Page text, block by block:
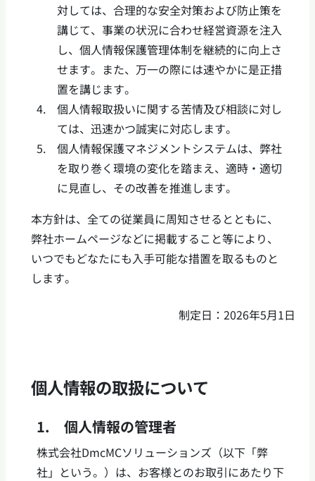
対しては、合理的な安全対策および防止策を
講じて、事業の状況に合わせ経営資源を注入
し、個人情報保護管理体制を継続的に向上さ
せます。また、万一の際には速やかに是正措
置を講じます。
4. 個人情報取扱いに関する苦情及び相談に対し
ては、迅速かつ誠実に対応します。
5. 個人情報保護マネジメントシステムは、弊社
を取り巻く環境の変化を踏まえ、適時・適切
に見直し、その改善を推進します。
本方針は、全ての従業員に周知させるとともに、
弊社ホームページなどに掲載すること等により、
いつでもどなたにも入手可能な措置を取るものと
します。
制定日：2026年5月1日
個人情報の取扱について
1. 個人情報の管理者
株式会社DmcMCソリューションズ（以下「弊
社」という。）は、お客様とのお取引にあたり下